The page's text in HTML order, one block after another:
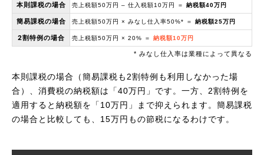
本則課税の場合 売上税額50万円 – 仕入税額10万円 ＝ 納税額40万円
簡易課税の場合 売上税額50万円 × みなし仕入率50%* ＝ 納税額25万円
2割特例の場合 売上税額50万円 × 20% ＝ 納税額10万円
* みなし仕入率は業種によって異なる
本則課税の場合（簡易課税も2割特例も利用しなかった場
合）、消費税の納税額は「40万円」です。一方、2割特例を
適用すると納税額を「10万円」まで抑えられます。簡易課税
の場合と比較しても、15万円もの節税になるわけです。